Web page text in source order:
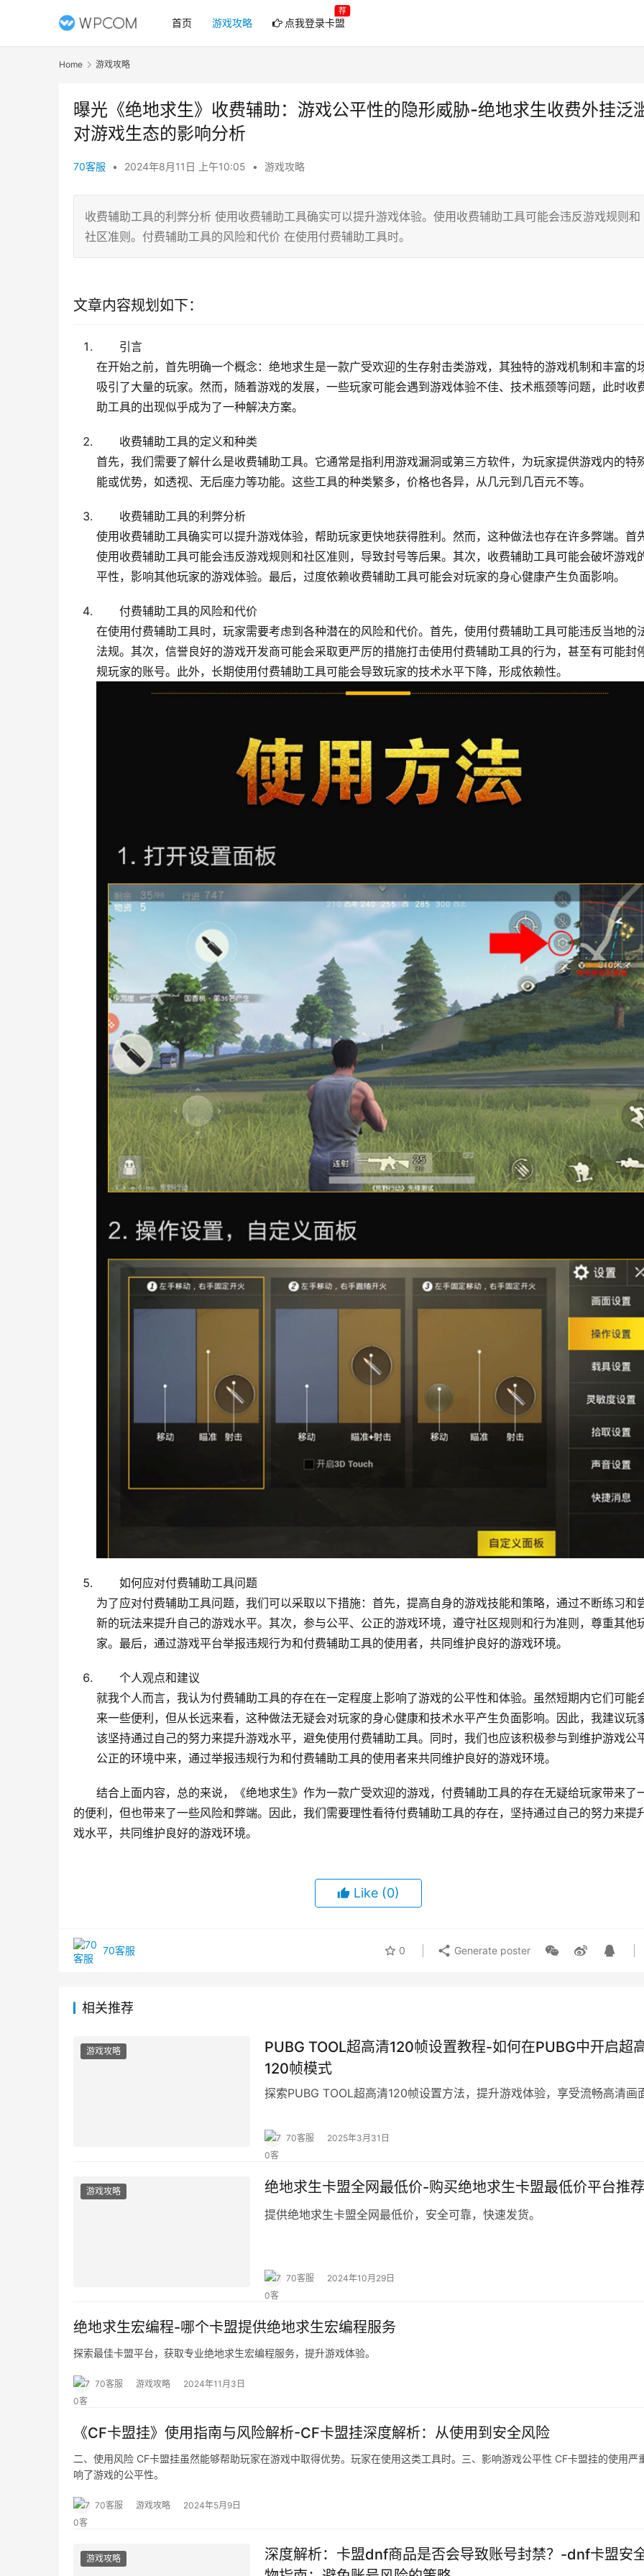
首页 游戏攻略 点我登录卡盟
荐
Home 游戏攻略
曝光《绝地求生》收费辅助：游戏公平性的隐形威胁-绝地求生收费外挂泛
对游戏生态的影响分析
70客服 • 2024年8月11日 上午10:05 • 游戏攻略
收费辅助工具的利弊分析 使用收费辅助工具确实可以提升游戏体验。使用收费辅助工具可能会违反游戏规则和
社区准则。付费辅助工具的风险和代价 在使用付费辅助工具时。
文章内容规划如下：
引言
在开始之前，首先明确一个概念：绝地求生是一款广受欢迎的生存射击类游戏，其独特的游戏机制和丰富的
吸引了大量的玩家。然而，随着游戏的发展，一些玩家可能会遇到游戏体验不佳、技术瓶颈等问题，此时收
助工具的出现似乎成为了一种解决方案。
收费辅助工具的定义和种类
首先，我们需要了解什么是收费辅助工具。它通常是指利用游戏漏洞或第三方软件，为玩家提供游戏内的特
能或优势，如透视、无后座力等功能。这些工具的种类繁多，价格也各异，从几元到几百元不等。
收费辅助工具的利弊分析
使用收费辅助工具确实可以提升游戏体验，帮助玩家更快地获得胜利。然而，这种做法也存在许多弊端。首先
使用收费辅助工具可能会违反游戏规则和社区准则，导致封号等后果。其次，收费辅助工具可能会破坏游戏
平性，影响其他玩家的游戏体验。最后，过度依赖收费辅助工具可能会对玩家的身心健康产生负面影响。
付费辅助工具的风险和代价
在使用付费辅助工具时，玩家需要考虑到各种潜在的风险和代价。首先，使用付费辅助工具可能违反当地的
法规。其次，信誉良好的游戏开发商可能会采取更严厉的措施打击使用付费辅助工具的行为，甚至有可能封
规玩家的账号。此外，长期使用付费辅助工具可能会导致玩家的技术水平下降，形成依赖性。
如何应对付费辅助工具问题
为了应对付费辅助工具问题，我们可以采取以下措施：首先，提高自身的游戏技能和策略，通过不断练习和
新的玩法来提升自己的游戏水平。其次，参与公平、公正的游戏环境，遵守社区规则和行为准则，尊重其他
家。最后，通过游戏平台举报违规行为和付费辅助工具的使用者，共同维护良好的游戏环境。
个人观点和建议
就我个人而言，我认为付费辅助工具的存在在一定程度上影响了游戏的公平性和体验。虽然短期内它们可能
来一些便利，但从长远来看，这种做法无疑会对玩家的身心健康和技术水平产生负面影响。因此，我建议玩
该坚持通过自己的努力来提升游戏水平，避免使用付费辅助工具。同时，我们也应该积极参与到维护游戏公平
公正的环境中来，通过举报违规行为和付费辅助工具的使用者来共同维护良好的游戏环境。
结合上面内容，总的来说，《绝地求生》作为一款广受欢迎的游戏，付费辅助工具的存在无疑给玩家带来了
的便利，但也带来了一些风险和弊端。因此，我们需要理性看待付费辅助工具的存在，坚持通过自己的努力来提
戏水平，共同维护良好的游戏环境。
Like (0)
70客服 0 Generate poster
相关推荐
游戏攻略
PUBG TOOL超高清120帧设置教程-如何在PUBG中开启超
120帧模式
探索PUBG TOOL超高清120帧设置方法，提升游戏体验，享受流畅高清画
70客服 2025年3月31日
游戏攻略 绝地求生卡盟全网最低价-购买绝地求生卡盟最低价平台推荐
提供绝地求生卡盟全网最低价，安全可靠，快速发货。
70客服 2024年10月29日
绝地求生宏编程-哪个卡盟提供绝地求生宏编程服务
探索最佳卡盟平台，获取专业绝地求生宏编程服务，提升游戏体验。
70客服 游戏攻略 2024年11月3日
《CF卡盟挂》使用指南与风险解析-CF卡盟挂深度解析：从使用到安全风险
二、使用风险 CF卡盟挂虽然能够帮助玩家在游戏中取得优势。玩家在使用这类工具时。三、影响游戏公平性 CF卡盟挂的使用严
响了游戏的公平性。
70客服 游戏攻略 2024年5月9日
游戏攻略
深度解析：卡盟dnf商品是否会导致账号封禁？-dnf卡盟安